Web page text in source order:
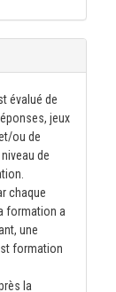
évalué de
jeux
ou de
de
chaque
formation a
une
formation
la